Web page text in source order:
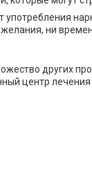
ни
других
центр лечения